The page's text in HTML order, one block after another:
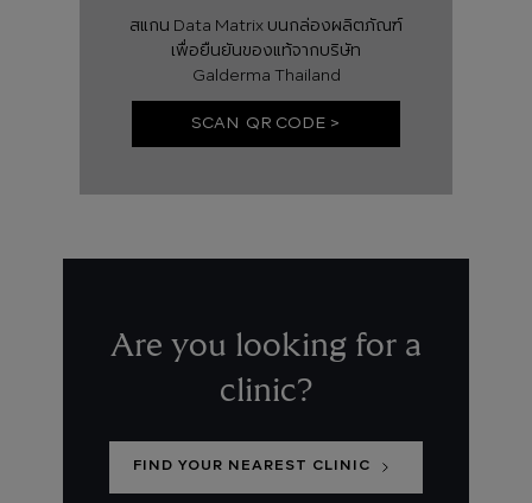
สแกน Data Matrix บนกล่องผลิตภัณฑ์
เพื่อยืนยันของแท้จากบริษัท
Galderma Thailand
SCAN QR CODE >
Are you looking for a
clinic?
FIND YOUR NEAREST CLINIC